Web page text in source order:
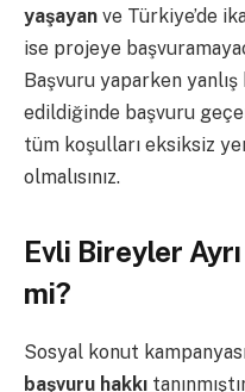
yaşayan ve Türkiye’de
ise projeye
Başvuru yaparken
edildiğinde başvuru
tüm koşulları eksiksiz
olmalısınız.
Evli Bireyler
mi?
Sosyal konut
başvuru hakkı